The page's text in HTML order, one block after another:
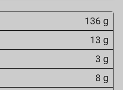
136 g
13 g
3 g
8 g